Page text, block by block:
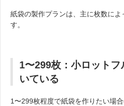
紙袋の製作プランは、主に枚数によ
す。
1〜299枚：小ロットフ
いている
1〜299枚程度で紙袋を作りたい場